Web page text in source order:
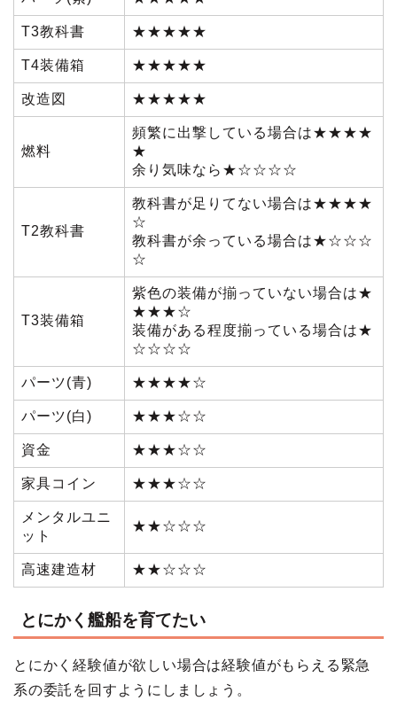
T3教科書 ★★★★★
T4装備箱 ★★★★★
改造図 ★★★★★
燃料
頻繁に出撃している場合は★★★★
★
余り気味なら★☆☆☆☆
T2教科書
教科書が足りてない場合は★★★★
☆
教科書が余っている場合は★☆☆☆
☆
T3装備箱
紫色の装備が揃っていない場合は★
★★★☆
装備がある程度揃っている場合は★
☆☆☆☆
パーツ(青) ★★★★☆
パーツ(白) ★★★☆☆
資金 ★★★☆☆
家具コイン ★★★☆☆
メンタルユニ
ット
★★☆☆☆
高速建造材 ★★☆☆☆
とにかく艦船を育てたい
とにかく経験値が欲しい場合は経験値がもらえる緊急
系の委託を回すようにしましょう。